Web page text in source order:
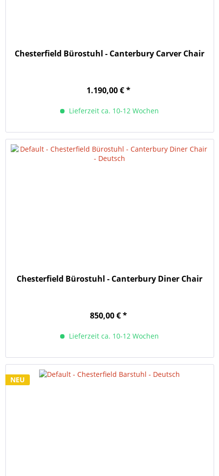
Chesterfield Bürostuhl - Canterbury Carver Chair
1.190,00 € *
Lieferzeit ca. 10-12 Wochen
Chesterfield Bürostuhl - Canterbury Diner Chair
850,00 € *
Lieferzeit ca. 10-12 Wochen
NEU